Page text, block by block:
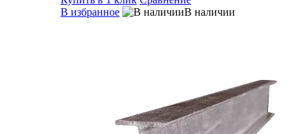
В избранное
В наличии